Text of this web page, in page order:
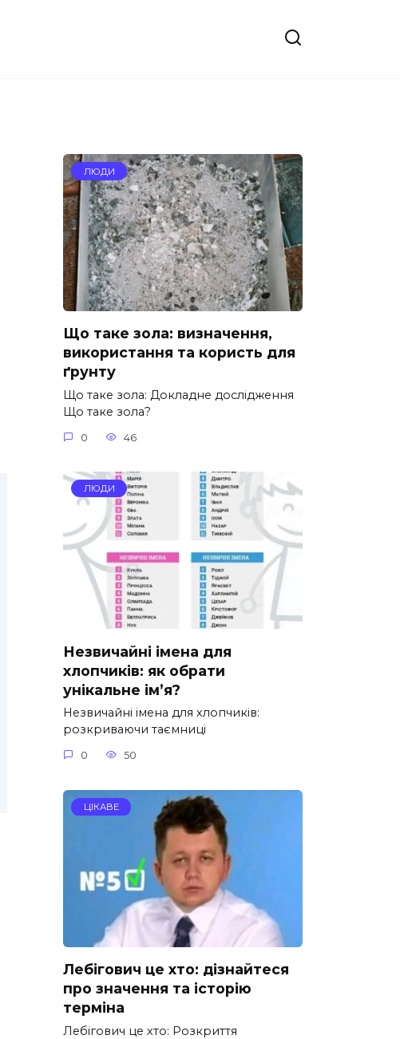
ЛЮДИ
Що таке зола: визначення,
використання та користь для
ґрунту
Що таке зола: Докладне дослідження
Що таке зола?
0 46
ЛЮДИ
Незвичайні імена для
хлопчиків: як обрати
унікальне ім’я?
Незвичайні імена для хлопчиків:
розкриваючи таємниці
0 50
ЦІКАВЕ
Лебігович це хто: дізнайтеся
про значення та історію
терміна
Лебігович це хто: Розкриття